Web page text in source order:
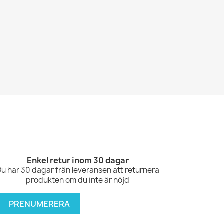
Enkel retur inom 30 dagar
har 30 dagar från leveransen att returnera
produkten om du inte är nöjd